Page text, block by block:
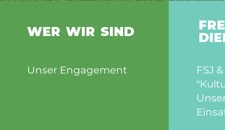
WER WIR SIND
Unser Engagement
FSJ